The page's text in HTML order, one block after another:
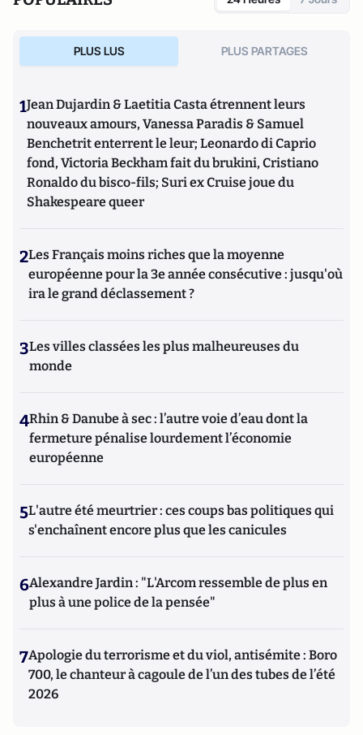
PLUS LUS PLUS PARTAGES
1Jean Dujardin & Laetitia Casta étrennent leurs
nouveaux amours, Vanessa Paradis & Samuel
Benchetrit enterrent le leur; Leonardo di Caprio
fond, Victoria Beckham fait du brukini, Cristiano
Ronaldo du bisco-fils; Suri ex Cruise joue du
Shakespeare queer
2Les Français moins riches que la moyenne
européenne pour la 3e année consécutive : jusqu'où
ira le grand déclassement ?
3Les villes classées les plus malheureuses du
monde
4Rhin & Danube à sec : l’autre voie d’eau dont la
fermeture pénalise lourdement l’économie
européenne
5L'autre été meurtrier : ces coups bas politiques qui
s'enchaînent encore plus que les canicules
6Alexandre Jardin : "L'Arcom ressemble de plus en
plus à une police de la pensée"
7Apologie du terrorisme et du viol, antisémite : Boro
700, le chanteur à cagoule de l’un des tubes de l’été
2026